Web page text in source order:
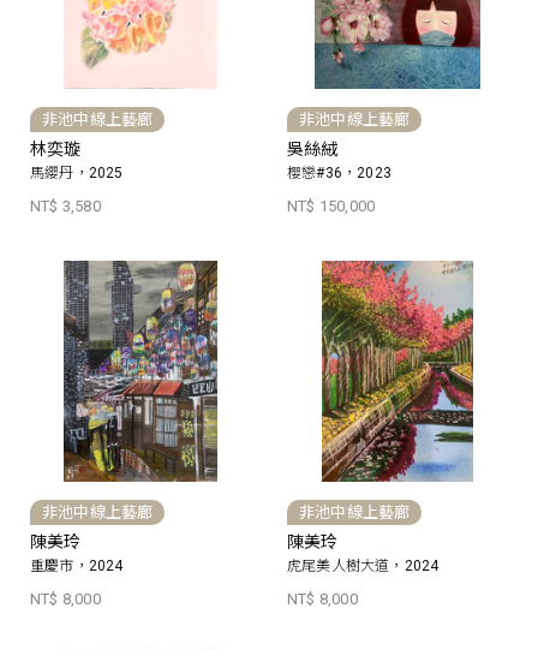
非池中線上藝廊
林奕璇
馬纓丹，2025
NT$ 3,580
非池中線上藝廊
吳絲絨
櫻戀#36，2023
NT$ 150,000
非池中線上藝廊
陳美玲
重慶市，2024
NT$ 8,000
非池中線上藝廊
陳美玲
虎尾美人樹大道，2024
NT$ 8,000